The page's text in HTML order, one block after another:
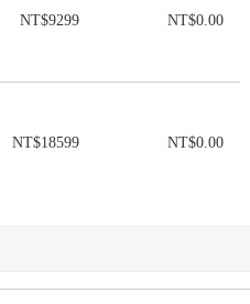
NT$9299 NT$0.00
NT$18599 NT$0.00